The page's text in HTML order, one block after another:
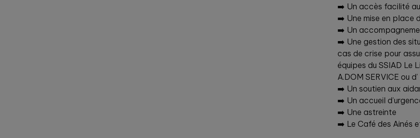
➡️ Un accès facilité
➡️ Une mise en place
➡️ Un
➡️ Une gestion des
cas de crise pour
équipes du SSIAD Le
A.DOM SERVICE ou
➡️ Un soutien aux
➡️ Un accueil
➡️ Une astreinte
➡️ Le Café des Ainés